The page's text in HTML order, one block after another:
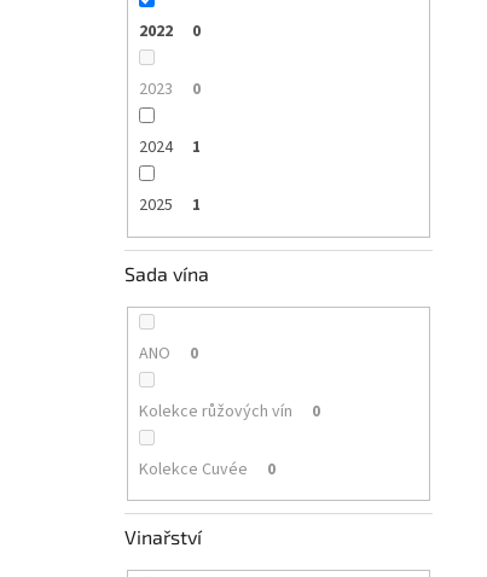
2022 0
2023 0
2024 1
2025 1
Sada vína
ANO 0
Kolekce růžových vín 0
Kolekce Cuvée 0
Vinařství